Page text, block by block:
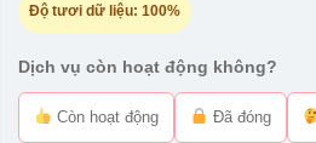
Độ tươi dữ liệu: 100%
Dịch vụ còn hoạt động không?
Còn hoạt động Đã đóng